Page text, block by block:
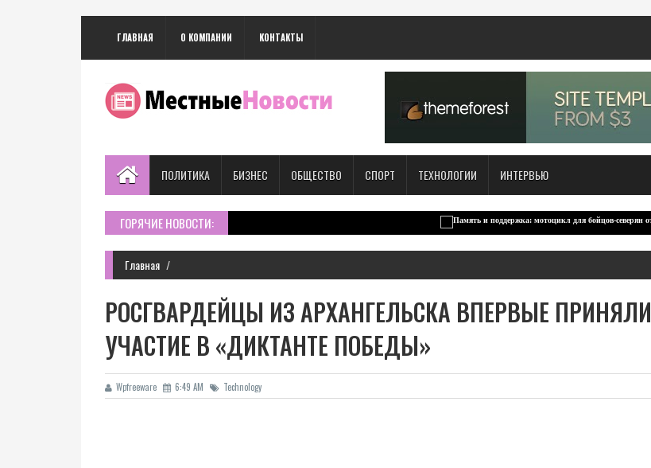
ГЛАВНАЯ О КОМПАНИИ КОНТАКТЫ
ПОЛИТИКА БИЗНЕС ОБЩЕСТВО СПОРТ ТЕХНОЛОГИИ ИНТЕРВЬЮ
ГОРЯЧИЕ НОВОСТИ:
Главная
РОСГВАРДЕЙЦЫ ИЗ АРХАНГЕЛЬСКА ВПЕРВЫЕ ПРИНЯЛИ
УЧАСТИЕ В «ДИКТАНТЕ ПОБЕДЫ»
Wpfreeware 6:49 AM Technology